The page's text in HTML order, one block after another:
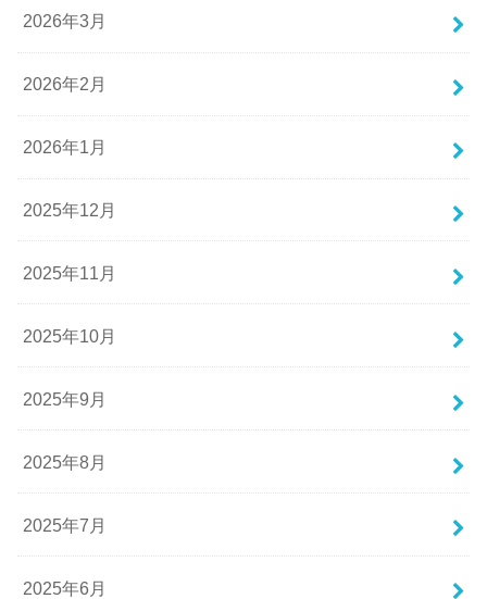
2026年3月
2026年2月
2026年1月
2025年12月
2025年11月
2025年10月
2025年9月
2025年8月
2025年7月
2025年6月